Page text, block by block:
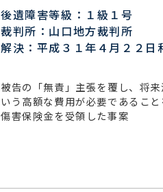
後遺障害等級：１級１号
裁判所：山口地方裁判所
解決：平成３１年４月２２日
被告の「無責」主張を覆し、将
いう高額な費用が必要であるこ
傷害保険金を受領した事案